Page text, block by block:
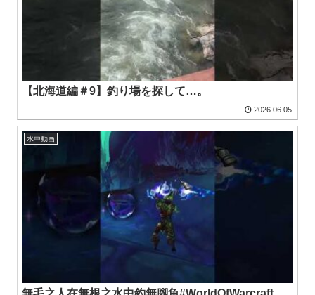
【北海道編＃9】釣り場を探して…。
2026.06.05
水中動画